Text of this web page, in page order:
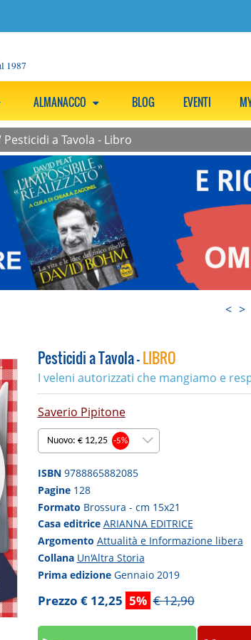
1987
ALMANACCO BLOG EVENTI
Pesticidi a Tavola - Libro
< >
Pesticidi a Tavola -LIBRO
I veleni autorizzati che mangiamo e
Saverio Pipitone
Nuovo: € 12,25-5%
ISBN 9788865882085
Pagine 128
Formato Brossura - cm 15x21
Casa editrice ARIANNA EDITRICE
Argomento Attualità e Informazione libera
Collana Un'Altra Storia
Prima edizione Gennaio 2019
Prezzo € 12,25 5% € 12,90